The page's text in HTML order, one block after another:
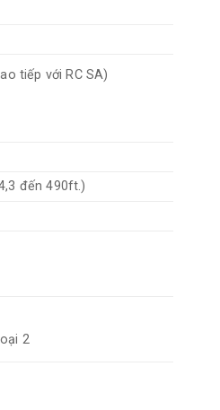
tiếp với RC SA)
đến 490ft.)
2